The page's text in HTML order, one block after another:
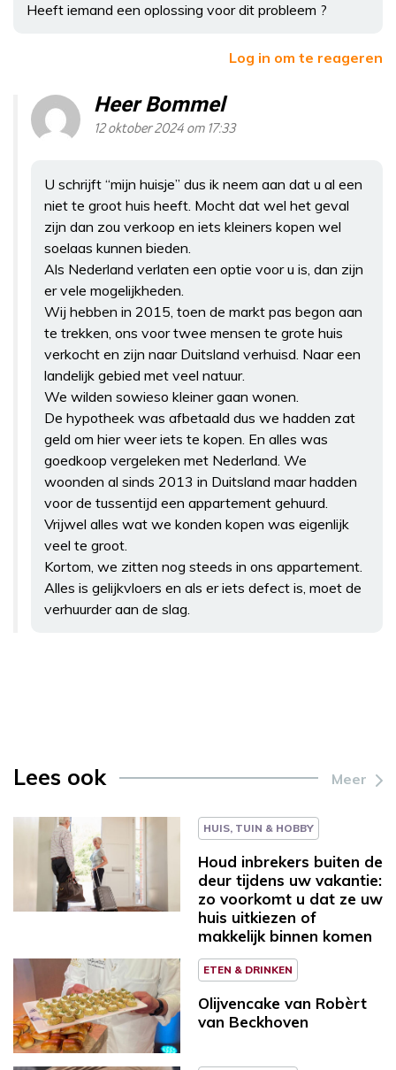
Heeft iemand een oplossing voor dit probleem ?
Log in om te reageren
Heer Bommel
12 oktober 2024 om 17:33
U schrijft “mijn huisje” dus ik neem aan dat u al een
niet te groot huis heeft. Mocht dat wel het geval
zijn dan zou verkoop en iets kleiners kopen wel
soelaas kunnen bieden.
Als Nederland verlaten een optie voor u is, dan zijn
er vele mogelijkheden.
Wij hebben in 2015, toen de markt pas begon aan
te trekken, ons voor twee mensen te grote huis
verkocht en zijn naar Duitsland verhuisd. Naar een
landelijk gebied met veel natuur.
We wilden sowieso kleiner gaan wonen.
De hypotheek was afbetaald dus we hadden zat
geld om hier weer iets te kopen. En alles was
goedkoop vergeleken met Nederland. We
woonden al sinds 2013 in Duitsland maar hadden
voor de tussentijd een appartement gehuurd.
Vrijwel alles wat we konden kopen was eigenlijk
veel te groot.
Kortom, we zitten nog steeds in ons appartement.
Alles is gelijkvloers en als er iets defect is, moet de
verhuurder aan de slag.
Lees ook Meer
HUIS, TUIN & HOBBY
Houd inbrekers buiten de
deur tijdens uw vakantie:
zo voorkomt u dat ze uw
huis uitkiezen of
makkelijk binnen komen
ETEN & DRINKEN
Olijvencake van Robèrt
van Beckhoven